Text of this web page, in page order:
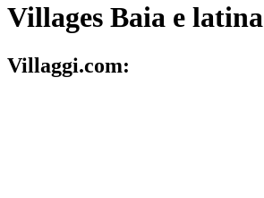
Villages Baia e latina
Villaggi.com: